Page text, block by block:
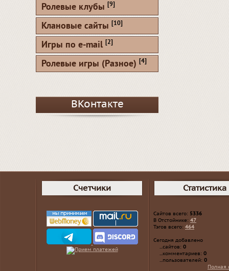
Ролевые клубы [9]
Клановые сайты [10]
Игры по e-mail [2]
Ролевые игры (Разное) [4]
ВКонтакте
Счетчики Статистика
Сайтов всего: 5336
В Отстойнике: 47
Тэгов всего: 464
Сегодня добавлено
...сайтов: 0
...комментариев: 0
...пользователей: 0
Полная